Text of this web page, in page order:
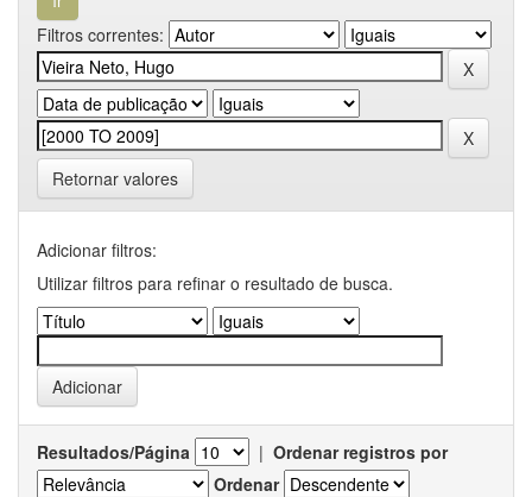
Filtros correntes:
Retornar valores
Adicionar filtros:
Utilizar filtros para refinar o resultado de busca.
Resultados/Página | Ordenar registros por
Ordenar